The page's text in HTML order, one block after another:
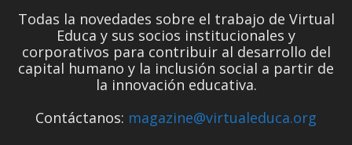
Todas la novedades sobre el trabajo de Virtual
Educa y sus socios institucionales y
corporativos para contribuir al desarrollo del
capital humano y la inclusión social a partir de
la innovación educativa.
Contáctanos: magazine@virtualeduca.org